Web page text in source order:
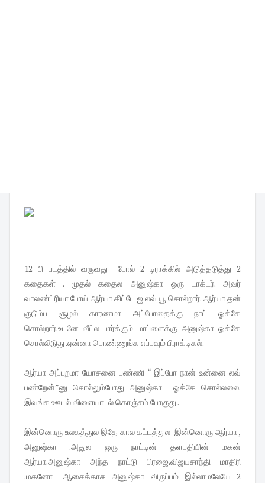
12 பி படத்தில் வருவது போல் 2 டிராக்கில் அடுத்தடுத்து 2
கதைகள் . முதல் கதைல அனுஷ்கா ஒரு டாக்டர். அவர்
வாலண்ட்ரியா போய் ஆர்யா கிட்டே ஐ லவ் யூ சொல்றார். ஆர்யா தன்
குடும்ப சூழல் காரணமா அப்போதைக்கு நாட் ஓக்கே
சொல்றார்.உடனே வீட்ல பார்க்கும் மாப்ளைக்கு அனுஷ்கா ஓக்கே
சொல்லிடுது .ஏன்னா பொண்ணுங்க எப்பவும் பிராக்டிகல்.
ஆர்யா அப்புறமா யோசனை பண்ணி “ இப்போ நான் உன்னை லவ்
பண்றேன்”னு சொல்லும்போது அனுஷ்கா ஓக்கே சொல்லலை.
இவங்க ஊடல் விளையாடல் கொஞ்சம் போகுது .
இன்னொரு உலகத்துல இதே கால கட்டத்துல இன்னொரு ஆர்யா ,
அனுஷ்கா .அதுல ஒரு நாட்டின் தளபதியின் மகன்
ஆர்யா.அனுஷ்கா அந்த நாட்டு பிரஜை.விஜயசாந்தி மாதிரி
.மகனோட ஆசைக்காக அனுஷ்கா விருப்பம் இல்லாமலேயே 2